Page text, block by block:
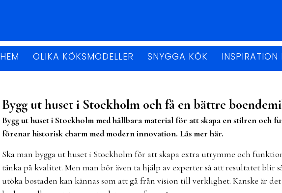
HEM OLIKA KÖKSMODELLER SNYGGA KÖK INSPIRATION
Bygg ut huset i Stockholm och få en bättre
Bygg ut huset i Stockholm med hållbara material för att skapa en stilren och
förenar historisk charm med modern innovation. Läs mer här.
Ska man bygga ut huset i Stockholm för att skapa extra utrymme och
tänka på kvalitet. Men man bör även ta hjälp av experter så att resultatet blir
utöka bostaden kan kännas som att gå från vision till verklighet. Kanske är